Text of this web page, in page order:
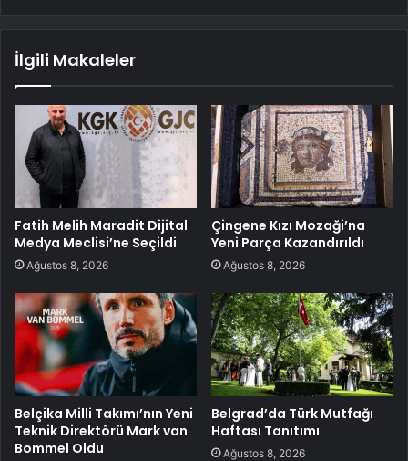
İlgili Makaleler
Fatih Melih Maradit Dijital
Medya Meclisi’ne Seçildi
Ağustos 8, 2026
Çingene Kızı Mozaği’na
Yeni Parça Kazandırıldı
Ağustos 8, 2026
Belçika Milli Takımı’nın Yeni
Teknik Direktörü Mark van
Bommel Oldu
Belgrad’da Türk Mutfağı
Haftası Tanıtımı
Ağustos 8, 2026